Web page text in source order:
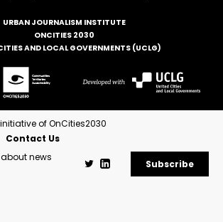
URBAN JOURNALISM INSTITUTE
ONCITIES 2030
AND LOCAL GOVERNMENTS (UCLG)
of OnCities2030
Contact Us
news
Subscribe